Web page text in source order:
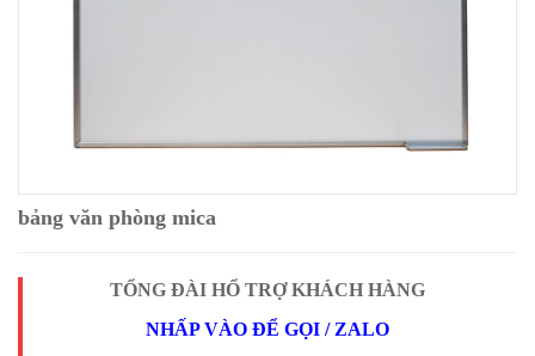
bảng văn phòng mica
TỔNG ĐÀI HỔ TRỢ KHÁCH HÀNG
NHẤP VÀO ĐỂ GỌI / ZALO